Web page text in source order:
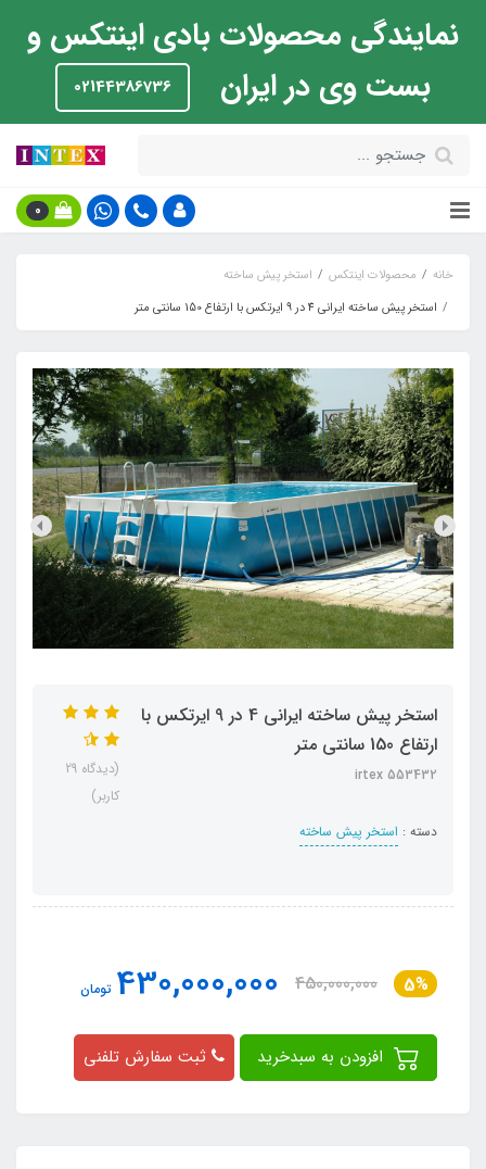
نمایندگی محصولات بادی اینتکس و
بست وی در ایران
02144386736
0
خانه محصولات اینتکس
استخر پیش ساخته
استخر پیش ساخته ایرانی 4 در 9 ایرتکس با ارتفاع 150 سانتی متر
استخر پیش ساخته ایرانی 4 در 9 ایرتکس با
ارتفاع 150 سانتی متر
irtex 553432
دسته : استخر پیش ساخته
(دیدگاه 29
کاربر)
5%
450,000,000
430,000,000 تومان
ثبت سفارش تلفنی